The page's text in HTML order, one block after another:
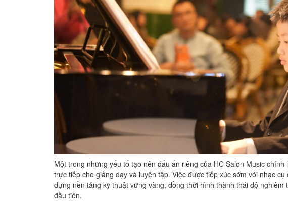
Một trong những yếu tố tạo nên dấu ấn riêng của HC Salon Music
trực tiếp cho giảng dạy và luyện tập. Việc được tiếp xúc sớm với nhạc
dựng nền tảng kỹ thuật vững vàng, đồng thời hình thành thái độ
đầu tiên.